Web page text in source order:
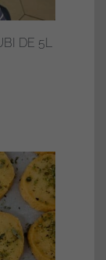
DE 5L